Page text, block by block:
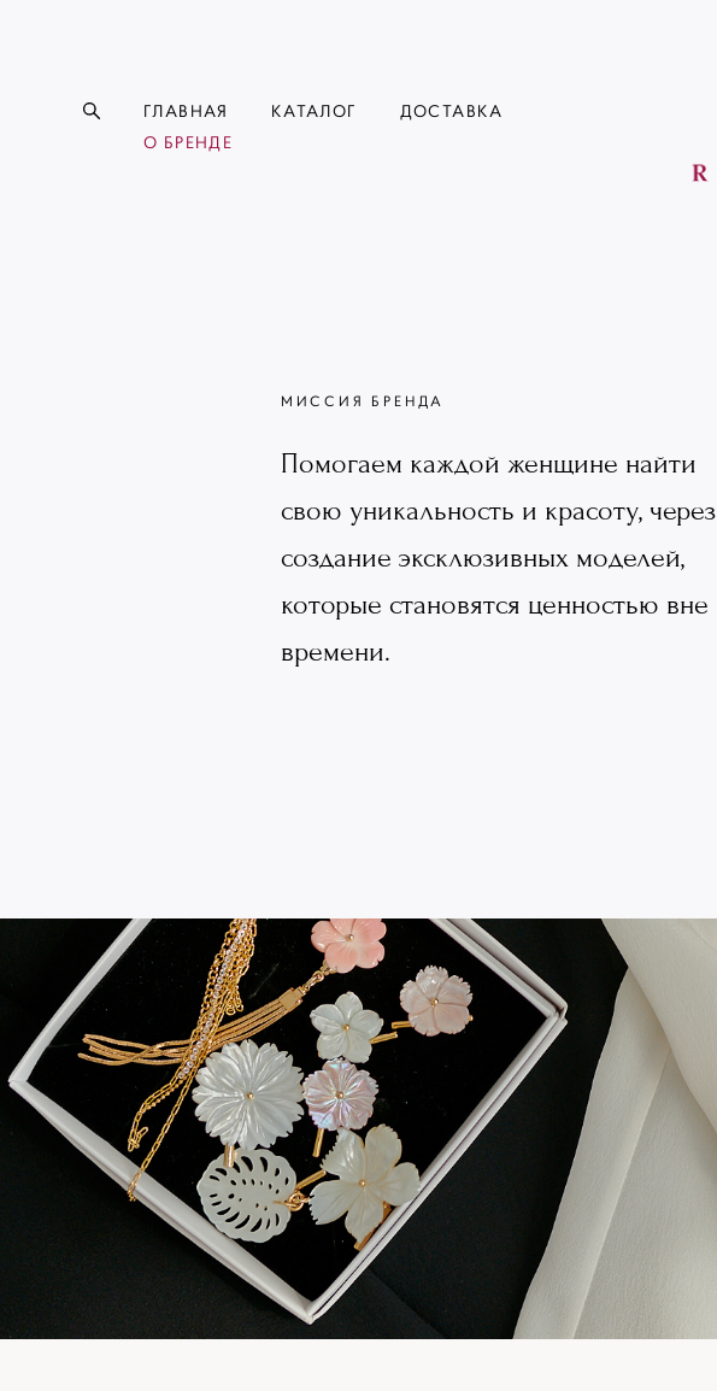
ГЛАВНАЯ КАТАЛОГ
ДОСТАВКА
О БРЕНДЕ
МИССИЯ БРЕНДА
Помогаем каждой женщине найти
свою уникальность и красоту, через
создание эксклюзивных моделей,
которые становятся ценностью вне
времени.